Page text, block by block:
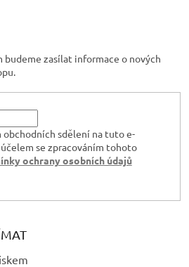
ý
i
budeme zasílat informace o nových
obchodních sdělení na tuto e-
se zpracováním tohoto
ochrany osobních údajů